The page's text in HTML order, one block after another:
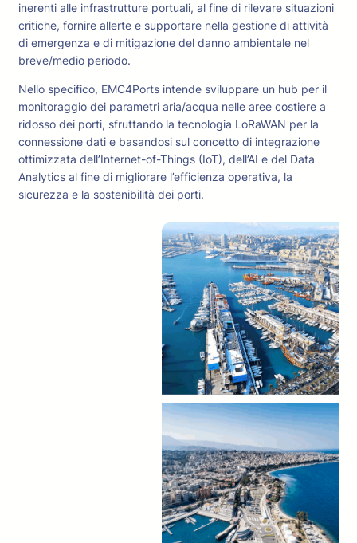
inerenti alle infrastrutture portuali, al fine di rilevare situazioni
critiche, fornire allerte e supportare nella gestione di attività
di emergenza e di mitigazione del danno ambientale nel
breve/medio periodo.
Nello specifico, EMC4Ports intende sviluppare un hub per il
monitoraggio dei parametri aria/acqua nelle aree costiere a
ridosso dei porti, sfruttando la tecnologia LoRaWAN per la
connessione dati e basandosi sul concetto di integrazione
ottimizzata dell’Internet-of-Things (IoT), dell’AI e del Data
Analytics al fine di migliorare l’efficienza operativa, la
sicurezza e la sostenibilità dei porti.